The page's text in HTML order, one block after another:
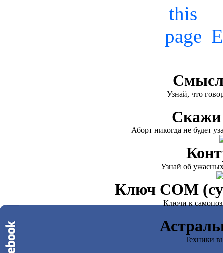
Узнай, что
Скажи
Аборт никогда не будет
Узнай об
Ключ СОМ
Ключи к
Техники